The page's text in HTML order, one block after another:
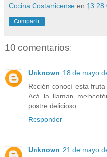
Cocina Costarricense en
Compartir
10 comentarios:
Unknown 18 de mayo
Recién conocí esta
Acá la llaman
postre delicioso.
Responder
Unknown 21 de mayo